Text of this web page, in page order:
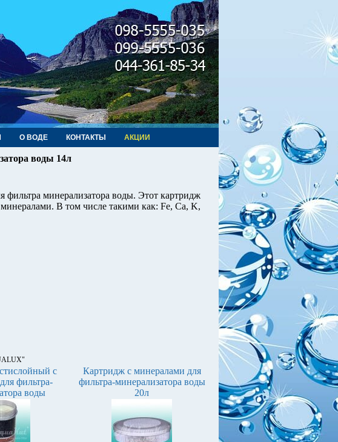
О ВОДЕ КОНТАКТЫ АКЦИИ
воды 14л
фильтра минерализатора воды. Этот картридж
В том числе такими как: Fe, Ca, K,
с
фильтра-
воды
Картридж с минералами для
фильтра-минерализатора воды
20л